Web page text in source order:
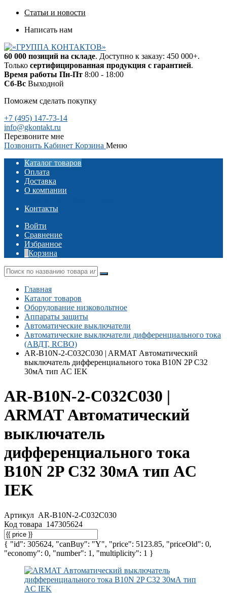
Статьи и новости
Написать нам
60 000 позиций на складе. Доступно к заказу: 450 000+.
Только сертифицированная продукция с гарантией.
Время работы Пн-Пт 8:00 - 18:00
Сб-Вс Выходной
Поможем сделать покупку
+7 (495) 147-73-14
info@gkontakt.ru
Перезвоните мне
Позвонить Кабинет Корзина Меню
Каталог товаров
Оплата
Доставка
О компании
Контакты
Войти
Сравнение
Избранное
Корзина
Главная
Каталог товаров
Оборудование низковольтное
Аппараты защиты
Автоматические выключатели
Автоматические выключатели дифференциального тока
(АВДТ, RCBO)
AR-B10N-2-C032C030 | ARMAT Автоматический
выключатель дифференциального тока B10N 2P C32
30мА тип AC IEK
AR-B10N-2-C032C030 |
ARMAT Автоматический
выключатель
дифференциального тока
B10N 2P C32 30мА тип AC
IEK
Артикул AR-B10N-2-C032C030
Код товара 147305624
{ "id": 305624, "canBuy": "Y", "price": 5123.85, "priceOld": 0,
"economy": 0, "number": 1, "multiplicity": 1 }